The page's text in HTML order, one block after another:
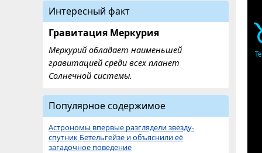
Интересный факт
Гравитация Меркурия
Меркурий обладает наименьшей
гравитацией среди всех планет
Солнечной системы.
Популярное содержимое
Астрономы впервые разглядели звезду-
спутник Бетельгейзе и объяснили её
загадочное поведение